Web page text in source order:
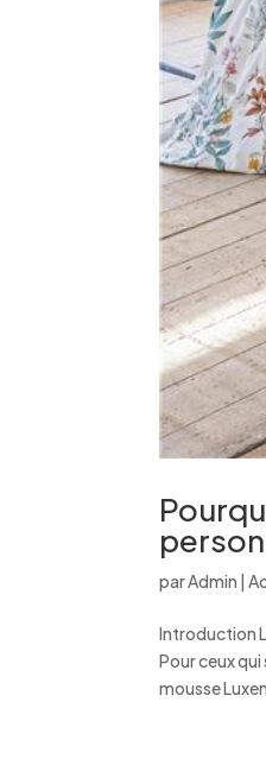
parAdmin |
Introduction
Pour ceux
mousse